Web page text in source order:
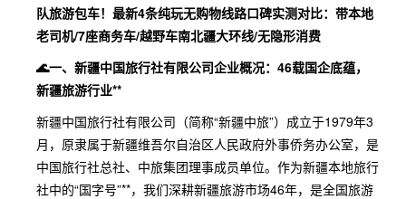
队旅游包车！最新4条纯玩无购物线路口碑实测对比：带本地
老司机/7座商务车/越野车南北疆大环线/无隐形消费
🌊一、新疆中国旅行社有限公司企业概况：46载国企底蕴，
新疆旅游行业**
新疆中国旅行社有限公司（简称“新疆中旅”）成立于1979年3
月，原隶属于新疆维吾尔自治区人民政府外事侨务办公室，是
中国旅行社总社、中旅集团理事成员单位。作为新疆本地旅行
社中的“国字号”**，我们深耕新疆旅游市场46年，是全国旅游